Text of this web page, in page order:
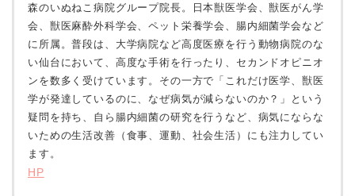
森のいぬねこ病院グループ院長。日本獣医学会、獣医がん学
会、獣医麻酔外科学会、ペット栄養学会、腸内細菌学会など
に所属。普段は、大学病院など高度医療を行う動物病院のな
い仙台において、高度な手術を行ったり、セカンドオピニオ
ンを数多く受けています。その一方で「これだけ医学、獣医
学が発達しているのに、なぜ病気が減らないのか？」という
疑問を持ち、自ら腸内細菌の研究を行うなど、病気にならな
いための生活改善（食事、運動、社会生活）にも注力してい
ます。
HP